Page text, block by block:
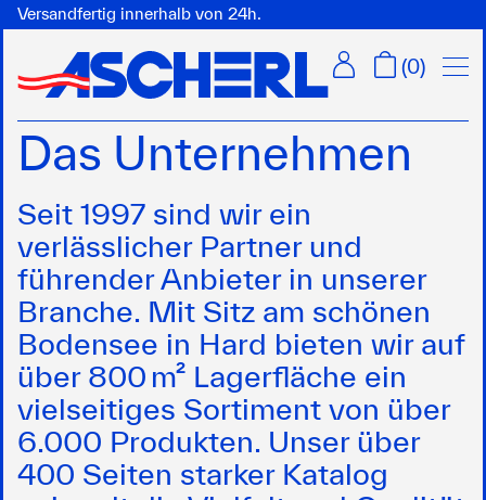
Versandfertig innerhalb von 24h.
(0)
Das Unternehmen
Seit 1997 sind wir ein
verlässlicher Partner und
führender Anbieter in unserer
Branche. Mit Sitz am schönen
Bodensee in Hard bieten wir auf
über 800 m² Lagerfläche ein
vielseitiges Sortiment von über
6.000 Produkten. Unser über
400 Seiten starker Katalog